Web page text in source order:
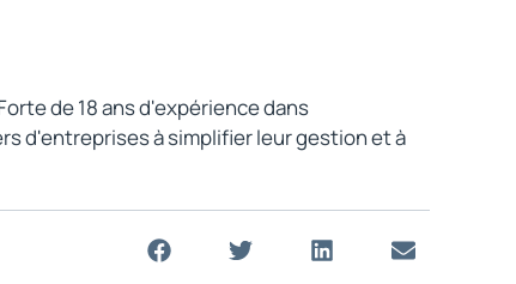
de 18 ans d'expérience dans
d'entreprises à simplifier leur gestion et à